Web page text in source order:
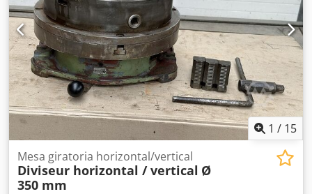
1 / 15
Mesa giratoria horizontal/vertical
Diviseur horizontal / vertical Ø
350 mm